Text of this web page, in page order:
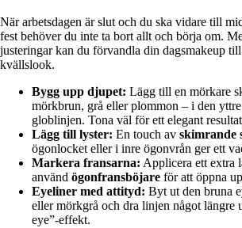
När arbetsdagen är slut och du ska vidare till
fest behöver du inte ta bort allt och börja om.
justeringar kan du förvandla din dagsmakeup
kvällslook.
Bygg upp djupet: Lägg till en mörkare
mörkbrun, grå eller plommon – i den
globlinjen. Tona väl för ett elegant
Lägg till lyster: En touch av skimrande
ögonlocket eller i inre ögonvrån ger ett
Markera fransarna: Applicera ett extra
använd ögonfransböjare för att öppna
Eyeliner med attityd: Byt ut den bruna
eller mörkgrå och dra linjen något längre
eye”-effekt.